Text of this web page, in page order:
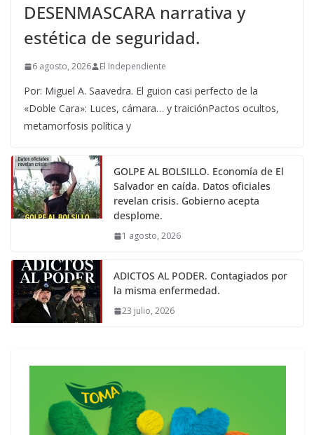
DESENMASCARA narrativa y
estética de seguridad.
6 agosto, 2026 El Independiente
Por: Miguel A. Saavedra. El guion casi perfecto de la
«Doble Cara»: Luces, cámara… y traiciónPactos ocultos,
metamorfosis política y
GOLPE AL BOLSILLO. Economía de El
Salvador en caída. Datos oficiales
revelan crisis. Gobierno acepta
desplome.
1 agosto, 2026
ADICTOS AL PODER. Contagiados por
la misma enfermedad.
23 julio, 2026